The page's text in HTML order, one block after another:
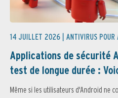
14 JUILLET 2026 | ANTIVIRUS POUR
Applications de sécurité
test de longue durée :
Même si les utilisateurs d'Android ne